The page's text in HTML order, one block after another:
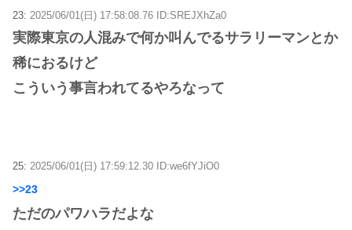
23: 2025/06/01(日) 17:58:08.76 ID:SREJXhZa0
実際東京の人混みで何か叫んでるサラリーマンとか
稀におるけど
こういう事言われてるやろなって
25: 2025/06/01(日) 17:59:12.30 ID:we6fYJiO0
>>23
ただのパワハラだよな